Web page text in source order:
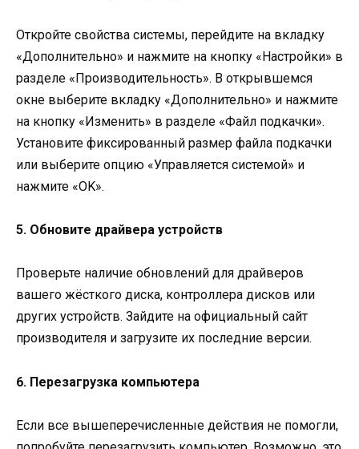
Откройте свойства системы, перейдите на вкладку
«Дополнительно» и нажмите на кнопку «Настройки» в
разделе «Производительность». В открывшемся
окне выберите вкладку «Дополнительно» и нажмите
на кнопку «Изменить» в разделе «Файл подкачки».
Установите фиксированный размер файла подкачки
или выберите опцию «Управляется системой» и
нажмите «OK».
5. Обновите драйвера устройств
Проверьте наличие обновлений для драйверов
вашего жёсткого диска, контроллера дисков или
других устройств. Зайдите на официальный сайт
производителя и загрузите их последние версии.
6. Перезагрузка компьютера
Если все вышеперечисленные действия не помогли,